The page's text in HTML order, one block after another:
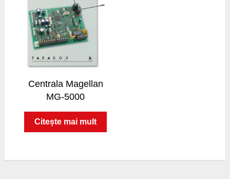
Centrala Magellan
MG-5000
Citește mai mult